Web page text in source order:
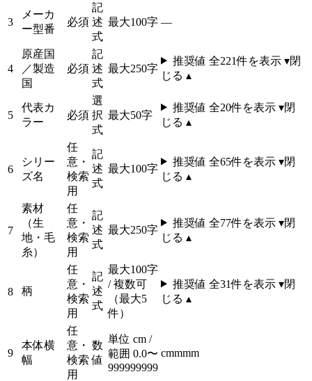
3
メーカ
ー型番
必須
記
述
式
最大100字 —
4
原産国
／製造
国
必須
記
述
式
最大250字
推奨値 全221件を表示 ▾閉
じる ▴
5
代表カ
ラー
必須
選
択
式
最大50字
推奨値 全20件を表示 ▾閉
じる ▴
6
シリー
ズ名
任
意・
検索
用
記
述
式
最大100字
推奨値 全65件を表示 ▾閉
じる ▴
7
素材
（生
地・毛
糸）
任
意・
検索
用
記
述
式
最大250字
推奨値 全77件を表示 ▾閉
じる ▴
8 柄
任
意・
検索
用
記
述
式
最大100字
/ 複数可
（最大5
件）
推奨値 全31件を表示 ▾閉
じる ▴
9
本体横
幅
任
意・
検索
用
数
値
単位 cm /
範囲 0.0〜
999999999
cmmmm